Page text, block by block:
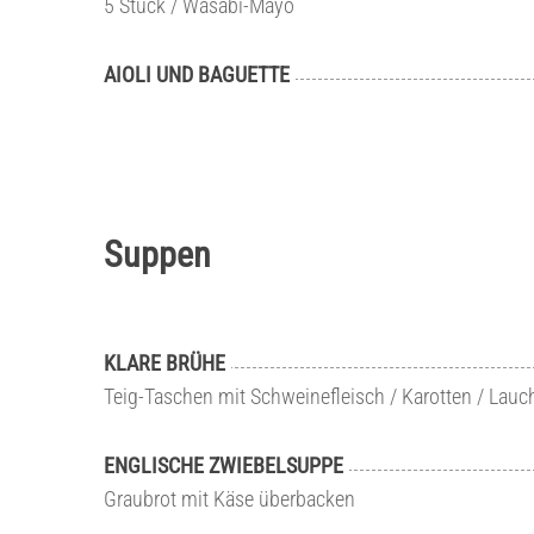
5 Stück / Wasabi-Mayo
AIOLI UND BAGUETTE
Suppen
KLARE BRÜHE
Teig-Taschen mit Schweinefleisch / Karotten /
ENGLISCHE ZWIEBELSUPPE
Graubrot mit Käse überbacken